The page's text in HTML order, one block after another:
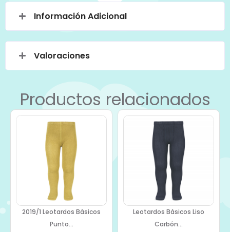
Información Adicional
Valoraciones
Productos relacionados
2019/1 Leotardos Básicos
Punto...
Leotardos Básicos Liso
Carbón...